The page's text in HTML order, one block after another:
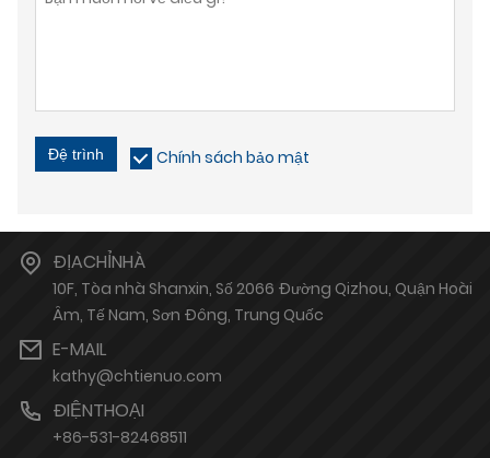
Đệ trình Chính sách bảo mật
ĐỊACHỈNHÀ
10F, Tòa nhà Shanxin, Số 2066 Đường Qizhou, Quận Hoài
Âm, Tế Nam, Sơn Đông, Trung Quốc
E-MAIL
kathy@chtienuo.com
ĐIỆNTHOẠI
+86-531-82468511